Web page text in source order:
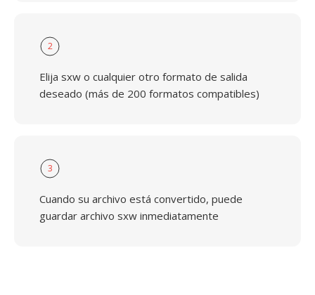
2
Elija sxw o cualquier otro formato de salida
deseado (más de 200 formatos compatibles)
3
Cuando su archivo está convertido, puede
guardar archivo sxw inmediatamente